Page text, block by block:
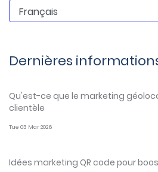
Dernières
Qu'est-ce que le marketing
clientèle
Tue 03 Mar 2026
Idées marketing QR code pour